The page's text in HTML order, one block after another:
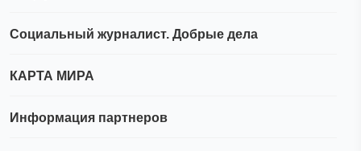
Социальный журналист. Добрые дела
КАРТА МИРА
Информация партнеров